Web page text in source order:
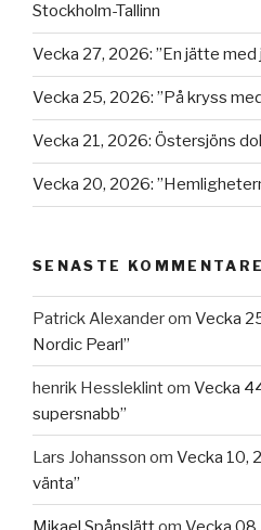
Stockholm-Tallinn
Vecka 27, 2026: ”En jätte
Vecka 25, 2026: ”På kryss
Vecka 21, 2026: Östersjöns
Vecka 20, 2026:
SENASTE
Patrick Alexanderom Vecka
Nordic Pearl”
henrik Hessleklintom Vecka
supersnabb”
Lars Johansson om Vecka 10,
vänta”